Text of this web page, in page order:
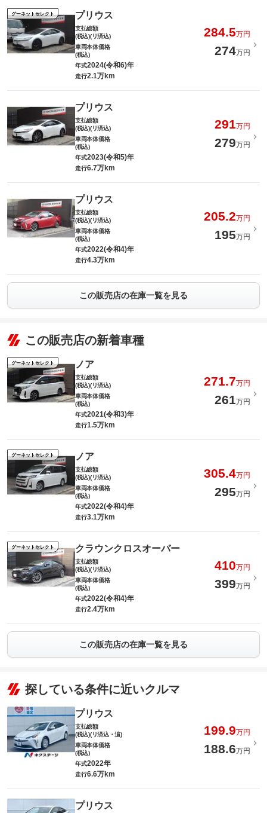
グーネットセレクト プリウス
支払総額
(税込)(リ済込)
284.5万円
車両本体価格
(税込)
274万円
年式2024(令和6)年
走行2.1万km
プリウス
支払総額
(税込)(リ済込)
291万円
車両本体価格
(税込)
279万円
年式2023(令和5)年
走行6.7万km
プリウス
支払総額
(税込)(リ済込)
205.2万円
車両本体価格
(税込)
195万円
年式2022(令和4)年
走行4.3万km
この販売店の在庫一覧を見る
この販売店の新着車種
グーネットセレクト ノア
支払総額
(税込)(リ済込)
271.7万円
車両本体価格
(税込)
261万円
年式2021(令和3)年
走行1.5万km
グーネットセレクト ノア
支払総額
(税込)(リ済込)
305.4万円
車両本体価格
(税込)
295万円
年式2022(令和4)年
走行3.1万km
グーネットセレクト クラウンクロスオーバー
支払総額
(税込)(リ済込)
410万円
車両本体価格
(税込)
399万円
年式2022(令和4)年
走行2.4万km
この販売店の在庫一覧を見る
探している条件に近いクルマ
プリウス
支払総額
(税込)(リ済込・追)
199.9万円
車両本体価格
(税込)
188.6万円
年式2022年
走行6.6万km
プリウス